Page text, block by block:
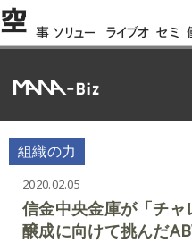
空 事
例
ソリュー
ション
ライブオ
フィス
セミ
ナー
組織の力
2020.02.05
信金中央金庫が「チ
醸成に向けて挑んだ